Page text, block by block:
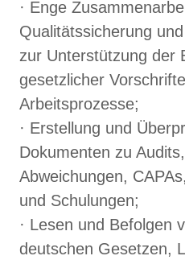
· Enge
Qualitätssicherung
zur Unterstützung der
gesetzlicher
Arbeitsprozesse;
· Erstellung und
Dokumenten zu
Abweichungen,
und Schulungen;
· Lesen und Befolgen
deutschen Gesetzen,